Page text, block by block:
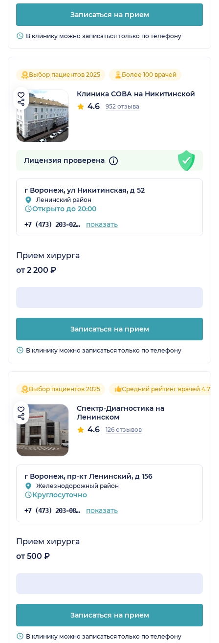
Записаться на прием
В клинику можно записаться только по телефону
Выбор пациентов 2025 Более 100 врачей
Клиника СОВА на Никитинской
4.6 952 отзыва
Лицензия проверена
г Воронеж, ул Никитинская, д 52
Ленинский район
Открыто до 20:00
+7 (473) 203-02-74 показать
Прием хирурга
от 2 200 ₽
Записаться на прием
В клинику можно записаться только по телефону
Выбор пациентов 2025 Средний рейтинг врачей 4.7
Спектр-Диагностика на
Ленинском
4.6 126 отзывов
г Воронеж, пр-кт Ленинский, д 156
Железнодорожный район
Круглосуточно
+7 (473) 203-08-36 показать
Прием хирурга
от 500 ₽
Записаться на прием
В клинику можно записаться только по телефону